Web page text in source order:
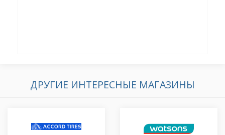
ДРУГИЕ ИНТЕРЕСНЫЕ МАГАЗИНЫ